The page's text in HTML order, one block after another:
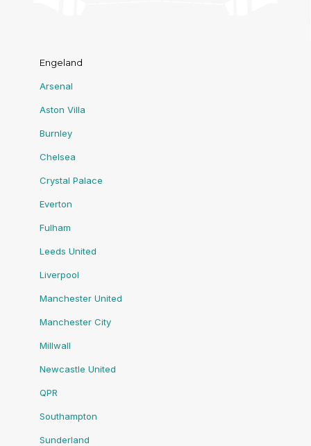
Engeland
Arsenal
Aston Villa
Burnley
Chelsea
Crystal Palace
Everton
Fulham
Leeds United
Liverpool
Manchester United
Manchester City
Millwall
Newcastle United
QPR
Southampton
Sunderland